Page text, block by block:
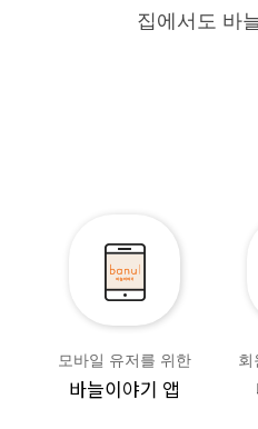
집에서도 바
모바일 유저를 위한
바늘이야기 앱
회